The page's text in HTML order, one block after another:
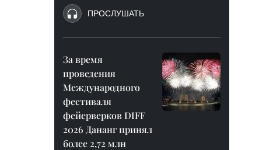
ПРОСЛУШАТЬ
За время
проведения
Международного
фестиваля
фейерверков DIFF
2026 Дананг принял
более 2,72 млн